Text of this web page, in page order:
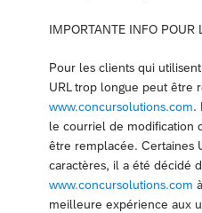
IMPORTANTE INFO POUR
Pour les clients qui
URL trop longue peut être
www.concursolutions.com.
le courriel de modification
être remplacée. Certaines
caractères, il a été décidé
www.concursolutions.com
meilleure expérience aux